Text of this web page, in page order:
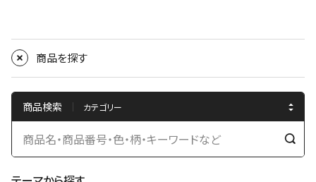
商品を探す
商品検索
検